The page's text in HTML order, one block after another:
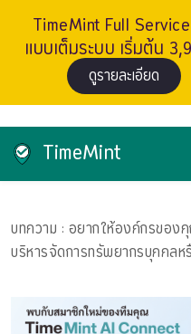
TimeMint Full
แบบเต็มระบบ เริ่มต้น
ดูรายละเอียด
TimeMint
บทความ : อยากให้องค์กรของ
บริหารจัดการทรัพยากรบุคคลห